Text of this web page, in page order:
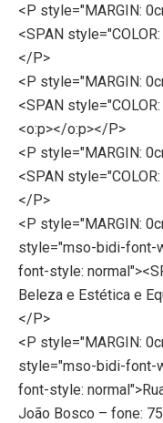
<P style="MARGIN:
<SPAN
</P>
<P style="MARGIN:
<SPAN
<o:p></o:p></P>
<P style="MARGIN:
<SPAN
</P>
<P style="MARGIN:
style="mso-bidi-font-
font-style:
Beleza e Estética e
</P>
<P style="MARGIN:
style="mso-bidi-font-
font-style:
João Bosco – fone: